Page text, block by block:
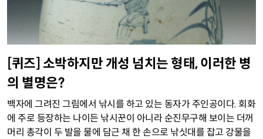
[퀴즈] 소박하지만 개성 넘치는 형태, 이러한 병
의 별명은?
백자에 그려진 그림에서 낚시를 하고 있는 동자가 주인공이다. 회화
에 주로 등장하는 나이든 낚시꾼이 아니라 순진무구해 보이는 더꺼
머리 총각이 두 발을 물에 담근 채 한 손으로 낚싯대를 잡고 강물을